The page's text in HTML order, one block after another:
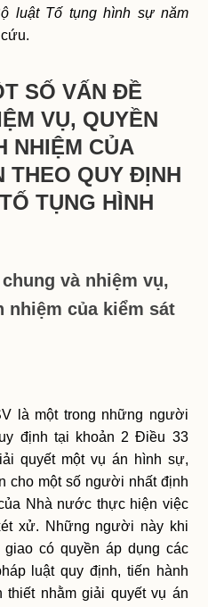
luật Tố tụng hình sự năm
SỐ VẤN ĐỀ
VỤ, QUYỀN
NHIỆM CỦA
THEO QUY ĐỊNH
TỤNG HÌNH
và nhiệm vụ,
nhiệm của kiểm sát
là một trong những người
định tại khoản 2 Điều 33
quyết một vụ án hình sự,
cho một số người nhất định
Nhà nước thực hiện việc
xử. Những người này khi
có quyền áp dụng các
luật quy định, tiến hành
thiết nhằm giải quyết vụ án